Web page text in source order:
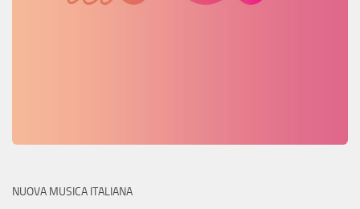
NUOVA MUSICA ITALIANA